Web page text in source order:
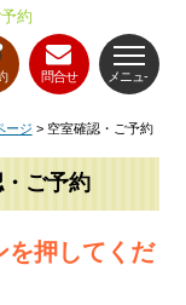
約
問合せ メニュ-
ージ > 空室確認・ご予約
ご予約
を押してくだ